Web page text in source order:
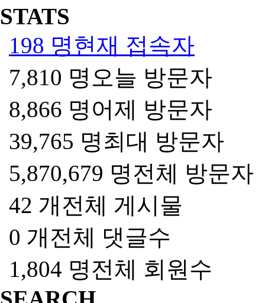
STATS
198 명 현재 접속자
7,810 명 오늘 방문자
8,866 명 어제 방문자
39,765 명 최대 방문자
5,870,679 명전체 방문자
42 개전체 게시물
0 개전체 댓글수
1,804 명전체 회원수